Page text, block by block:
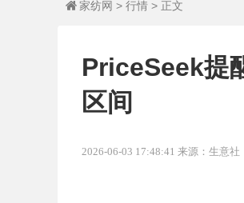
 家纺网 > 行情 > 正文
PriceSeek提
区间
2026-06-03 17:48:41 来源：生意社